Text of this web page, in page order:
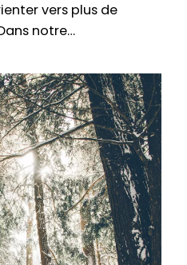
vers plus de
notre…